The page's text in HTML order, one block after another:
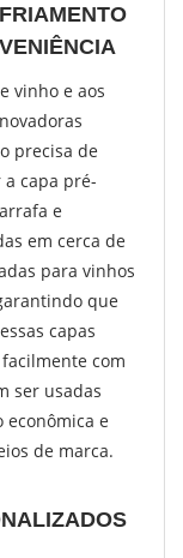
vinho e aos
precisa de
capa pré-
e
em cerca de
para vinhos
que
capas
com
ser usadas
e
de marca.